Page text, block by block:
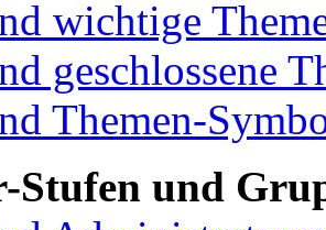
wichtige
geschlossene
Themen-
Stufen und